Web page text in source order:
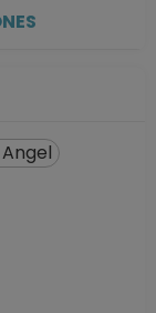
en
en el SIIA)
07-2012